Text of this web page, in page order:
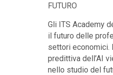
FUTURO
Gli ITS Academy
il futuro delle
settori economici.
predittiva dell’AI
nello studio del